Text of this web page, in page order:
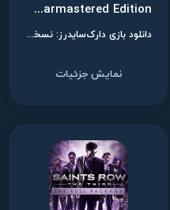
Darksiders: Warmastered Edition
دانلود بازی دارک‌سایدرز: نسخه وارمستر برای نینتندو سوییچ
نمایش جزئیات